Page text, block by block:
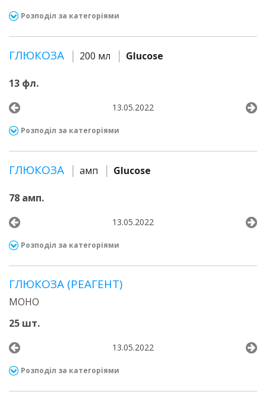
Розподіл за категоріями
ГЛЮКОЗА 200 мл Glucose
13 фл.
13.05.2022
Розподіл за категоріями
ГЛЮКОЗА амп Glucose
78 амп.
13.05.2022
Розподіл за категоріями
ГЛЮКОЗА (РЕАГЕНТ)
МОНО
25 шт.
13.05.2022
Розподіл за категоріями